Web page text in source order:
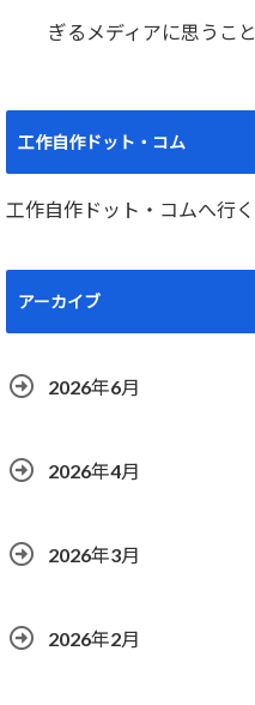
ぎるメディアに思うこと
工作自作ドット・コム
工作自作ドット・コムへ行く
アーカイブ
2026年6月
2026年4月
2026年3月
2026年2月